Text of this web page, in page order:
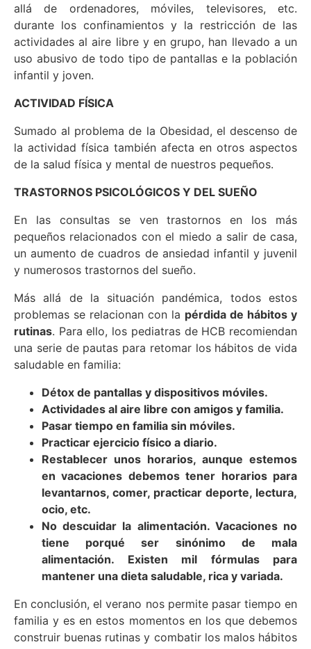
allá de ordenadores, móviles, televisores, etc.
durante los confinamientos y la restricción de las
actividades al aire libre y en grupo, han llevado a un
uso abusivo de todo tipo de pantallas e la población
infantil y joven.
ACTIVIDAD FÍSICA
Sumado al problema de la Obesidad, el descenso de
la actividad física también afecta en otros aspectos
de la salud física y mental de nuestros pequeños.
TRASTORNOS PSICOLÓGICOS Y DEL SUEÑO
En las consultas se ven trastornos en los más
pequeños relacionados con el miedo a salir de casa,
un aumento de cuadros de ansiedad infantil y juvenil
y numerosos trastornos del sueño.
Más allá de la situación pandémica, todos estos
problemas se relacionan con la pérdida de hábitos y
rutinas. Para ello, los pediatras de HCB recomiendan
una serie de pautas para retomar los hábitos de vida
saludable en familia:
Détox de pantallas y dispositivos móviles.
Actividades al aire libre con amigos y familia.
Pasar tiempo en familia sin móviles.
Practicar ejercicio físico a diario.
Restablecer unos horarios, aunque estemos
en vacaciones debemos tener horarios para
levantarnos, comer, practicar deporte, lectura,
ocio, etc.
No descuidar la alimentación. Vacaciones no
tiene porqué ser sinónimo de mala
alimentación. Existen mil fórmulas para
mantener una dieta saludable, rica y variada.
En conclusión, el verano nos permite pasar tiempo en
familia y es en estos momentos en los que debemos
construir buenas rutinas y combatir los malos hábitos